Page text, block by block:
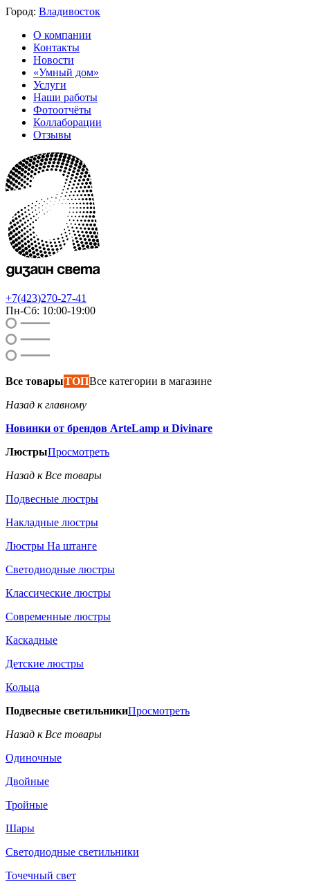
Город: Владивосток
О компании
Контакты
Новости
«Умный дом»
Услуги
Наши работы
Фотоотчёты
Коллаборации
Отзывы
+7(423)270-27-41
Пн-Сб: 10:00-19:00
Все товарыТОПВсе категории в магазине
Назад к главному
Новинки от брендов ArteLamp и Divinare
ЛюстрыПросмотреть
Назад к Все товары
Подвесные люстры
Накладные люстры
Люстры На штанге
Светодиодные люстры
Классические люстры
Современные люстры
Каскадные
Детские люстры
Кольца
Подвесные светильникиПросмотреть
Назад к Все товары
Одиночные
Двойные
Тройные
Шары
Светодиодные светильники
Точечный свет